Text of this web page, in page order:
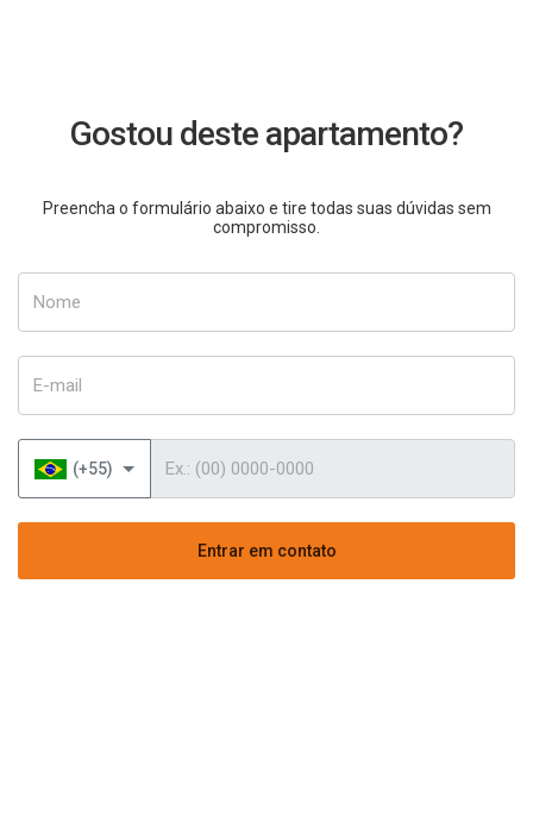
Gostou deste apartamento?
Preencha o formulário abaixo e tire todas suas dúvidas sem
compromisso.
(+55)
Entrar em contato